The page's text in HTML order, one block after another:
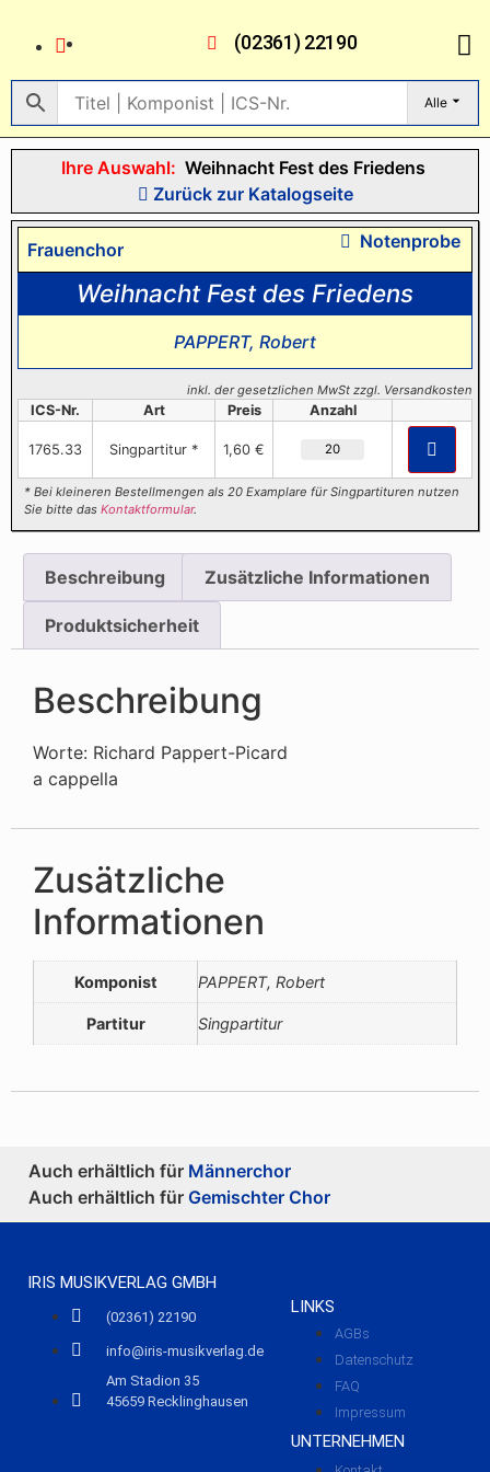
(02361) 22190
Alle
Ihre Auswahl: Weihnacht Fest des Friedens
Zurück zur Katalogseite
Frauenchor Notenprobe
Weihnacht Fest des Friedens
PAPPERT, Robert
inkl. der gesetzlichen MwSt zzgl. Versandkosten
ICS-Nr. Art Preis Anzahl
1765.33 Singpartitur * 1,60 €
* Bei kleineren Bestellmengen als 20 Examplare für Singpartituren nutzen
Sie bitte dasKontaktformular.
Beschreibung Zusätzliche Informationen
Produktsicherheit
Beschreibung
Worte: Richard Pappert-Picard
a cappella
Zusätzliche
Informationen
Komponist PAPPERT, Robert
Partitur Singpartitur
Auch erhältlich für Männerchor
Auch erhältlich für Gemischter Chor
IRIS MUSIKVERLAG GMBH
(02361) 22190
info@iris-musikverlag.de
Am Stadion 35
45659 Recklinghausen
LINKS
AGBs
Datenschutz
FAQ
Impressum
UNTERNEHMEN